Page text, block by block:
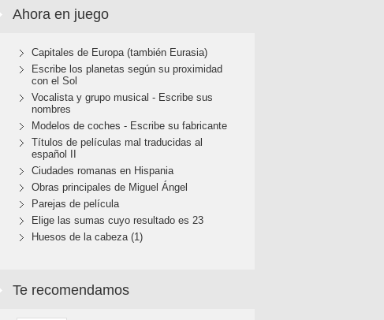
Ahora en juego
Capitales de Europa (también Eurasia)
Escribe los planetas según su proximidad
con el Sol
Vocalista y grupo musical - Escribe sus
nombres
Modelos de coches - Escribe su fabricante
Títulos de películas mal traducidas al
español II
Ciudades romanas en Hispania
Obras principales de Miguel Ángel
Parejas de película
Elige las sumas cuyo resultado es 23
Huesos de la cabeza (1)
Te recomendamos